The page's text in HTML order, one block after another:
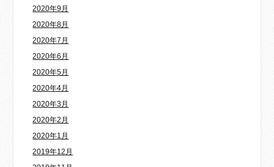
2020年9月
2020年8月
2020年7月
2020年6月
2020年5月
2020年4月
2020年3月
2020年2月
2020年1月
2019年12月